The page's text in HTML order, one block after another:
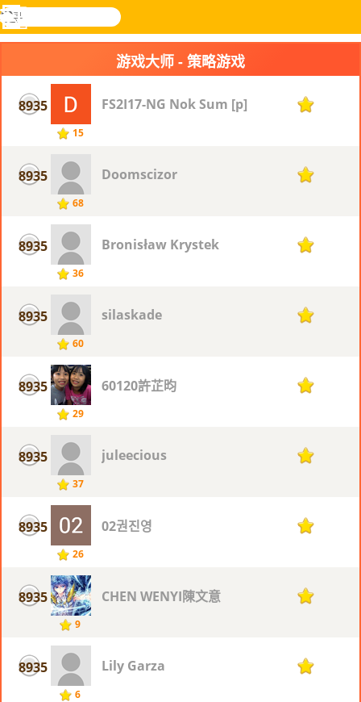
乐和游
搜
寻
登入
功
游戏大师 - 策略游戏
8935
15
FS2I17-NG Nok Sum [p] 1
8935
68
Doomscizor 1
8935
36
Bronisław Krystek 1
8935
60
silaskade 1
8935
29
60120許芷昀 1
8935
37
juleecious 1
8935
26
02권진영 1
8935
9
CHEN WENYI陳文意 1
8935
6
Lily Garza 1